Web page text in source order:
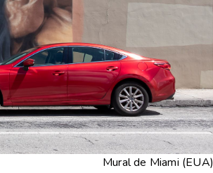
Mural de Miami (EUA)